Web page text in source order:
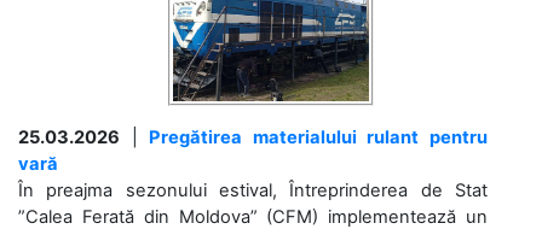
25.03.2026
Pregătirea materialului rulant pentru
vară
În preajma sezonului estival, Întreprinderea de Stat
”Calea Ferată din Moldova” (CFM) implementează un